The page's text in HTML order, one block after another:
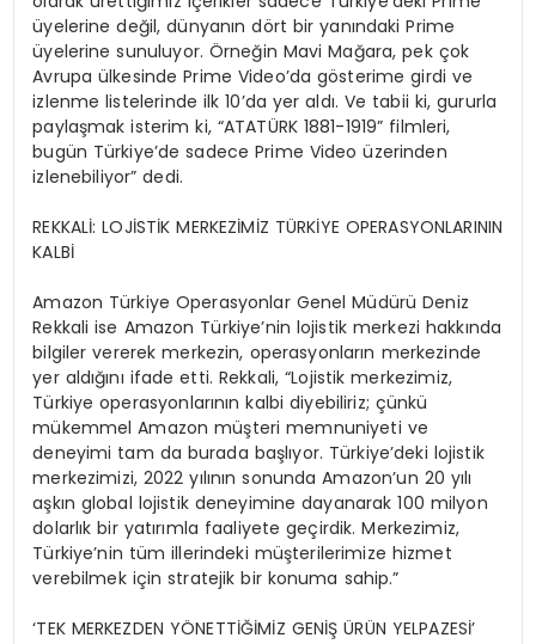
üyelerine değil, dünyanın dört bir yanındaki Prime
üyelerine sunuluyor. Örneğin Mavi Mağara, pek çok
Avrupa ülkesinde Prime Video’da gösterime girdi ve
izlenme listelerinde ilk 10’da yer aldı. Ve tabii ki, gururla
paylaşmak isterim ki, “ATATÜRK 1881-1919” filmleri,
bugün Türkiye’de sadece Prime Video üzerinden
izlenebiliyor” dedi.
REKKALİ: LOJİSTİK MERKEZİMİZ TÜRKİYE OPERASYONLARININ
KALBİ
Amazon Türkiye Operasyonlar Genel Müdürü Deniz
Rekkali ise Amazon Türkiye’nin lojistik merkezi hakkında
bilgiler vererek merkezin, operasyonların merkezinde
yer aldığını ifade etti. Rekkali, “Lojistik merkezimiz,
Türkiye operasyonlarının kalbi diyebiliriz; çünkü
mükemmel Amazon müşteri memnuniyeti ve
deneyimi tam da burada başlıyor. Türkiye’deki lojistik
merkezimizi, 2022 yılının sonunda Amazon’un 20 yılı
aşkın global lojistik deneyimine dayanarak 100 milyon
dolarlık bir yatırımla faaliyete geçirdik. Merkezimiz,
Türkiye’nin tüm illerindeki müşterilerimize hizmet
verebilmek için stratejik bir konuma sahip.”
‘TEK MERKEZDEN YÖNETTİĞİMİZ GENİŞ ÜRÜN YELPAZESİ’